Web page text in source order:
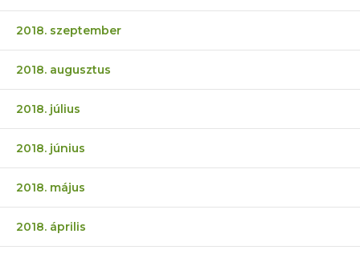
2018. szeptember
2018. augusztus
2018. július
2018. június
2018. május
2018. április